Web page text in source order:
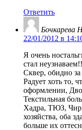
Ответить
Бочкарева
22/01/2012 в
Я очень
стал
Сквер, обидно
Радует хоть то,
оформлении,
Текстильная
Хадра, ТЮЗ,
хозяйства, оба
больше их